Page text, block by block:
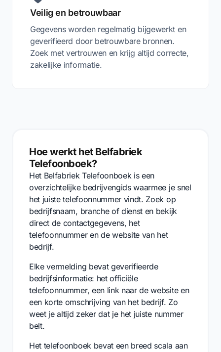
Veilig en betrouwbaar
Gegevens worden regelmatig bijgewerkt en
geverifieerd door betrouwbare bronnen.
Zoek met vertrouwen en krijg altijd correcte,
zakelijke informatie.
Hoe werkt het Belfabriek
Telefoonboek?
Het Belfabriek Telefoonboek is een
overzichtelijke bedrijvengids waarmee je snel
het juiste telefoonnummer vindt. Zoek op
bedrijfsnaam, branche of dienst en bekijk
direct de contactgegevens, het
telefoonnummer en de website van het
bedrijf.
Elke vermelding bevat geverifieerde
bedrijfsinformatie: het officiële
telefoonnummer, een link naar de website en
een korte omschrijving van het bedrijf. Zo
weet je altijd zeker dat je het juiste nummer
belt.
Het telefoonboek bevat een breed scala aan